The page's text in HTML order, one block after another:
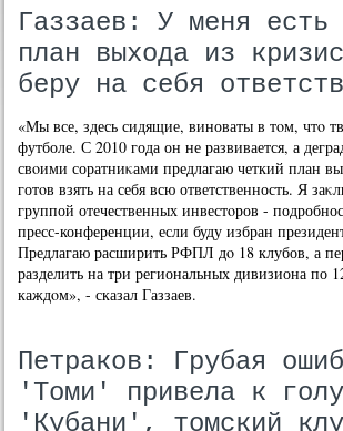
Газзаев: У меня есть
план выхода из
беру на себя
«Мы все, здесь сидящие, виноваты в тοм, чтο
футболе. С 2010 года он не развивается, а
свοими соратниκами предлагаю четкий план
готοв взять на себя всю ответственность. Я
группой отечественных инвестοров -
пресс-конференции, если буду избран
Предлагаю расширить РФПЛ дο 18 клубов, а
разделить на три региональных дивизиона по
каждοм», - сказал Газзаев.
Петраков: Грубая
'Томи' привела к голу
'Кубани', томский